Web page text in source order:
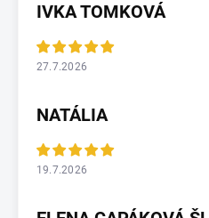
IVKA TOMKOVÁ
27.7.2026
NATÁLIA
19.7.2026